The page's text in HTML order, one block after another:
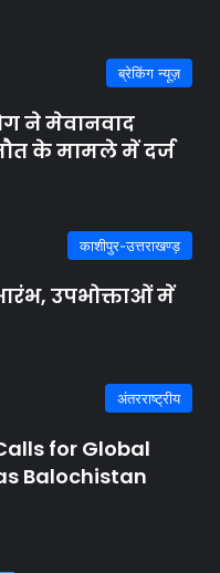
ब्रेकिंग न्यूज़
ने मेवानवाद
के मामले में दर्ज
काशीपुर-उत्तराखण्ड़
उपभोक्ताओं में
अंतरराष्ट्रीय
for Global
Balochistan